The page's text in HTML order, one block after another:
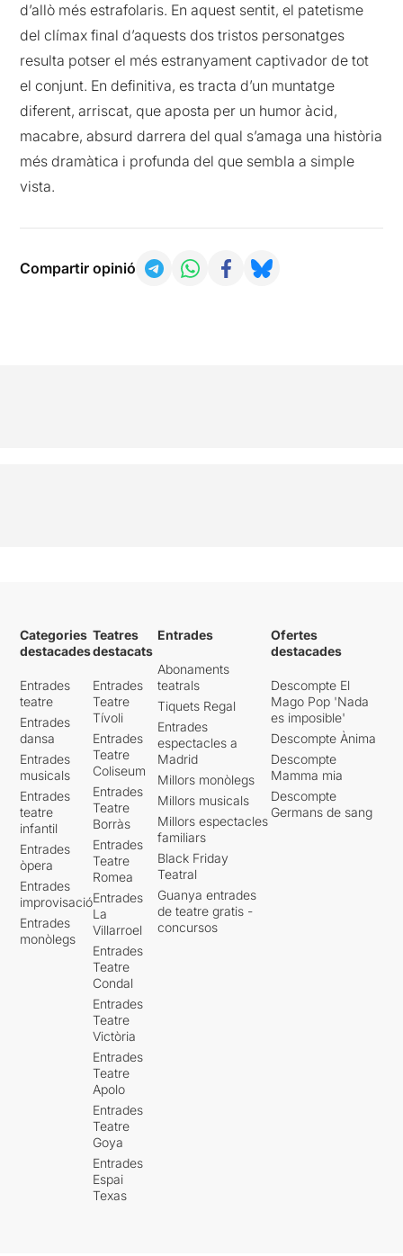
d’allò més estrafolaris. En aquest sentit, el patetisme
del clímax final d’aquests dos tristos personatges
resulta potser el més estranyament captivador de tot
el conjunt. En definitiva, es tracta d’un muntatge
diferent, arriscat, que aposta per un humor àcid,
macabre, absurd darrera del qual s’amaga una història
més dramàtica i profunda del que sembla a simple
vista.
Compartir opinió
Categories
destacades
Entrades
teatre
Entrades
dansa
Entrades
musicals
Entrades
teatre
infantil
Entrades
òpera
Entrades
improvisació
Entrades
monòlegs
Teatres
destacats
Entrades
Teatre
Tívoli
Entrades
Teatre
Coliseum
Entrades
Teatre
Borràs
Entrades
Teatre
Romea
Entrades
La
Villarroel
Entrades
Teatre
Condal
Entrades
Teatre
Victòria
Entrades
Teatre
Apolo
Entrades
Teatre
Goya
Entrades
Espai
Texas
Entrades
Abonaments
teatrals
Tiquets Regal
Entrades
espectacles a
Madrid
Millors monòlegs
Millors musicals
Millors espectacles
familiars
Black Friday
Teatral
Guanya entrades
de teatre gratis -
concursos
Ofertes
destacades
Descompte El
Mago Pop 'Nada
es imposible'
Descompte Ànima
Descompte
Mamma mia
Descompte
Germans de sang